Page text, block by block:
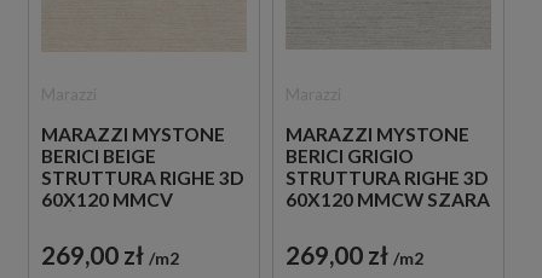
MARAZZI MYSTONE
BERICI BEIGE
STRUTTURA RIGHE 3D
60X120 MMCV
STRUKTURALNA
IMITUJĄCA KAMIEŃ
269,00 zł m2
MARAZZI MYSTONE
BERICI GRIGIO
STRUTTURA RIGHE 3D
60X120 MMCW SZARA
STRUKTURALNA
IMITUJĄCA KAMIEŃ
269,00 zł m2